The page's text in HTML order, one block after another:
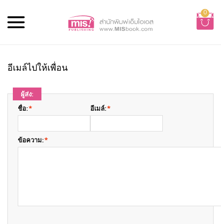
0
อีเมล์ไปให้เพื่อน
ผู้ส่ง:
*
ชื่อ: *
อีเมล์:
*
ข้อความ: